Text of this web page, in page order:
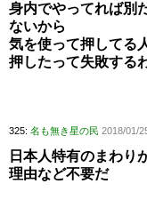
身内でやってれば別
ないから
気を使って押してる
押したって失敗する
325: 名も無き星の民 2018/01/
日本人特有のまわり
理由など不要だ